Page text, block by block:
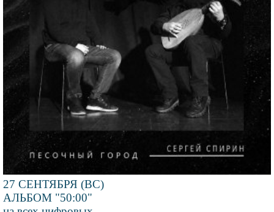
27 СЕНТЯБРЯ (ВС)
АЛЬБОМ "50:00"